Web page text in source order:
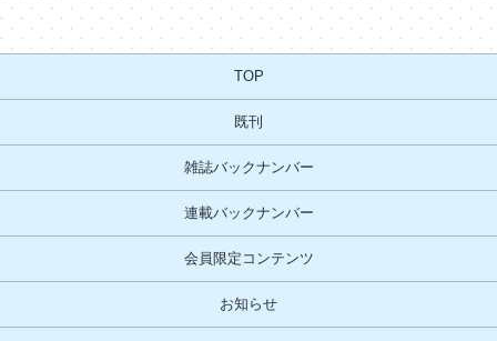
TOP
既刊
雑誌バックナンバー
連載バックナンバー
会員限定コンテンツ
お知らせ